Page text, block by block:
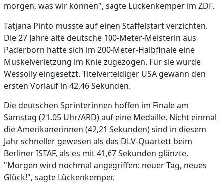
morgen, was wir können", sagte Lückenkemper im ZDF.
Tatjana Pinto musste auf einen Staffelstart verzichten.
Die 27 Jahre alte deutsche 100-Meter-Meisterin aus
Paderborn hatte sich im 200-Meter-Halbfinale eine
Muskelverletzung im Knie zugezogen. Für sie wurde
Wessolly eingesetzt. Titelverteidiger USA gewann den
ersten Vorlauf in 42,46 Sekunden.
Die deutschen Sprinterinnen hoffen im Finale am
Samstag (21.05 Uhr/ARD) auf eine Medaille. Nicht einmal
die Amerikanerinnen (42,21 Sekunden) sind in diesem
Jahr schneller gewesen als das DLV-Quartett beim
Berliner ISTAF, als es mit 41,67 Sekunden glänzte.
"Morgen wird nochmal angegriffen: neuer Tag, neues
Glück!", sagte Lückenkemper.